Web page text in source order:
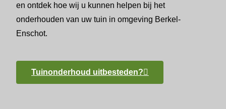
en ontdek hoe wij u kunnen helpen bij het
onderhouden van uw tuin in omgeving Berkel-
Enschot.
Tuinonderhoud uitbesteden?